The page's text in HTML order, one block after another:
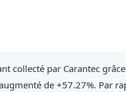
collecté par Carantec
de +57.27%. Par